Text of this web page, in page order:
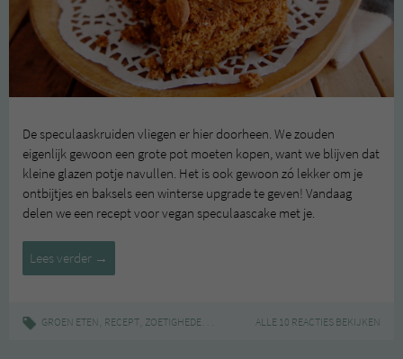
De speculaaskruiden vliegen er hier doorheen. We zouden
eigenlijk gewoon een grote pot moeten kopen, want we blijven dat
kleine glazen potje navullen. Het is ook gewoon zó lekker om je
ontbijtjes en baksels een winterse upgrade te geven! Vandaag
delen we een recept voor vegan speculaascake met je.
Lees verder Recept:
speculaascake
→
GROEN ETEN, RECEPT, ZOETIGHEDEN | ,CAKE,CHICKS LOVE FOOD,
ALLE 10 REACTIES BEKIJKEN